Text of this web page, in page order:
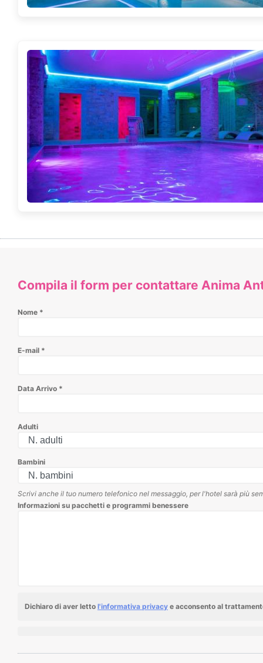
Compila il form per contattare Anima
Nome *
E-mail *
Data Arrivo *
Adulti
Bambini
Scrivi anche il tuo numero telefonico nel messaggio, per l'hotel sarà più
Informazioni su pacchetti e programmi benessere
Dichiaro di aver letto l'informativa privacy e acconsento al